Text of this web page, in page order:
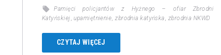
Pamięci policjantów z Hyżnego – ofiar Zbrodni
Katyńskiej ,upamiętnienie ,zbrodnia katyńska zbrodnia NKWD
CZYTAJ WIĘCEJ